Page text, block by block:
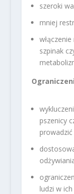
szeroki
mniej
szpinak
pszenicy
ludzi w